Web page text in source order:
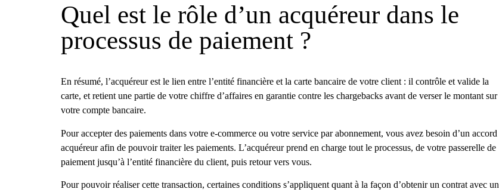
Quel est le rôle d’un acquéreur dans le
processus de paiement ?
En résumé, l’acquéreur est le lien entre l’entité financière et la carte bancaire de votre client : il contrôle et valide la
carte, et retient une partie de votre chiffre d’affaires en garantie contre les chargebacks avant de verser le montant sur
votre compte bancaire.
Pour accepter des paiements dans votre e-commerce ou votre service par abonnement, vous avez besoin d’un accord
acquéreur afin de pouvoir traiter les paiements. L’acquéreur prend en charge tout le processus, de votre passerelle de
paiement jusqu’à l’entité financière du client, puis retour vers vous.
Pour pouvoir réaliser cette transaction, certaines conditions s’appliquent quant à la façon d’obtenir un contrat avec un